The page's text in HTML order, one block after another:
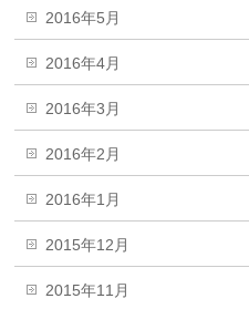
2016年5月
2016年4月
2016年3月
2016年2月
2016年1月
2015年12月
2015年11月